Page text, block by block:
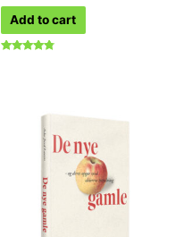
Add to cart